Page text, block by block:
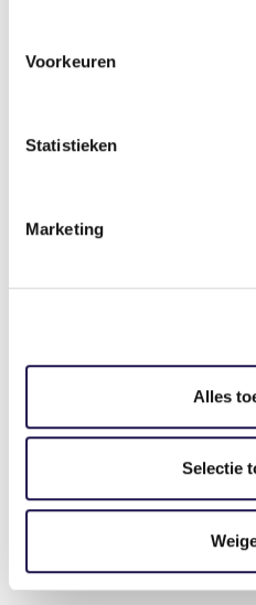
Voorkeuren
Statistieken
Marketing
Alles
Selectie
Uitzendkracht?
Neem eens een kijkje